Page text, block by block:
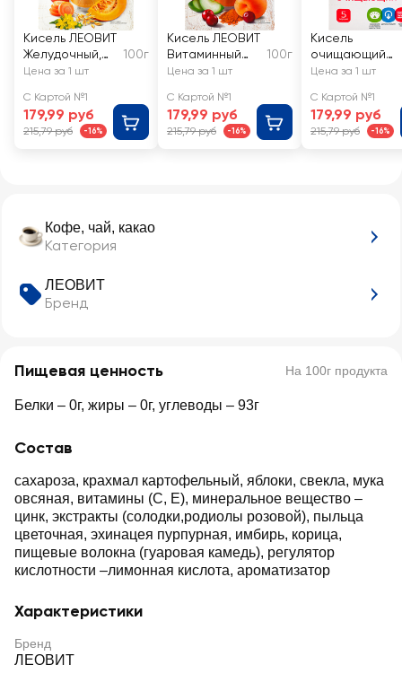
Кофе, чай, какао
Категория
ЛЕОВИТ
Бренд
Пищевая ценность На 100г продукта
Белки – 0г, жиры – 0г, углеводы – 93г
Состав
сахароза, крахмал картофельный, яблоки, свекла, мука
овсяная, витамины (С, Е), минеральное вещество –
цинк, экстракты (солодки,родиолы розовой), пыльца
цветочная, эхинацея пурпурная, имбирь, корица,
пищевые волокна (гуаровая камедь), регулятор
кислотности –лимонная кислота, ароматизатор
Характеристики
Бренд
ЛЕОВИТ
Кисель ЛЕОВИТ
Желудочный,
нейтральный
пакетиках,
5х20г
100г
Цена за 1 шт
С Картой №1
179,99 руб
215,79 руб -16%
Кисель ЛЕОВИТ
Витаминный
форте, 10
пакетиках,
5х20г
100г
Цена за 1 шт
С Картой №1
179,99 руб
215,79 руб -16%
Кисель
очищающий
ЛЕОВИТ
пакетиках,
5х20г
Цена за 1 шт
С Картой №1
179,99 руб
215,79 руб -16%